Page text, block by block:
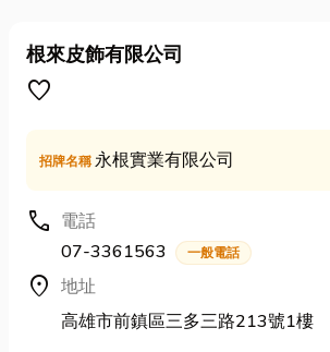
根來皮飾有限公司
favorite
招牌名稱永根實業有限公司
call 電話
07-3361563
一般電話
location_on 地址
高雄市前鎮區三多三路213號1樓